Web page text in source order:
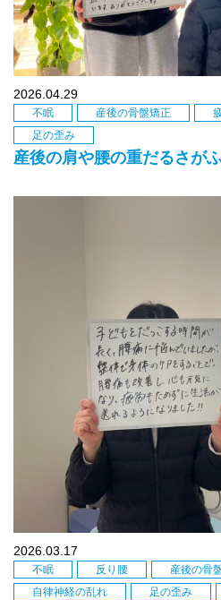
2026.04.29
不眠 産後の骨盤矯正
足の歪み
産後の肩や腰の重だるさが
2026.03.17
不眠 反り腰 産後の骨
自律神経の乱れ
足の歪み